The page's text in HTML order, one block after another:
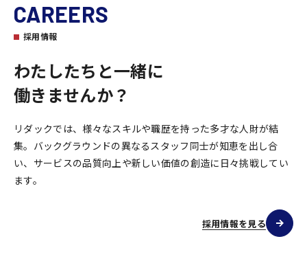
CAREERS
採用情報
わたしたちと一緒に
働きませんか？
リダックでは、様々なスキルや職歴を持った多才な人財が結
集。バックグラウンドの異なるスタッフ同士が知恵を出し合
い、サービスの品質向上や新しい価値の創造に日々挑戦してい
ます。
採用情報を見る